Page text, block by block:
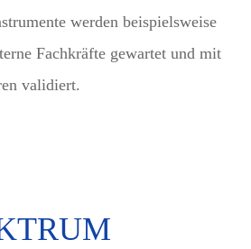
werden beispielsweise
Fachkräfte gewartet und mit
validiert.